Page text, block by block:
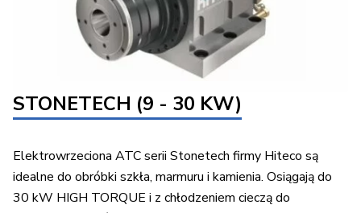
STONETECH (9 - 30 KW)
Elektrowrzeciona ATC serii Stonetech firmy Hiteco są
idealne do obróbki szkła, marmuru i kamienia. Osiągają do
30 kW HIGH TORQUE i z chłodzeniem cieczą do